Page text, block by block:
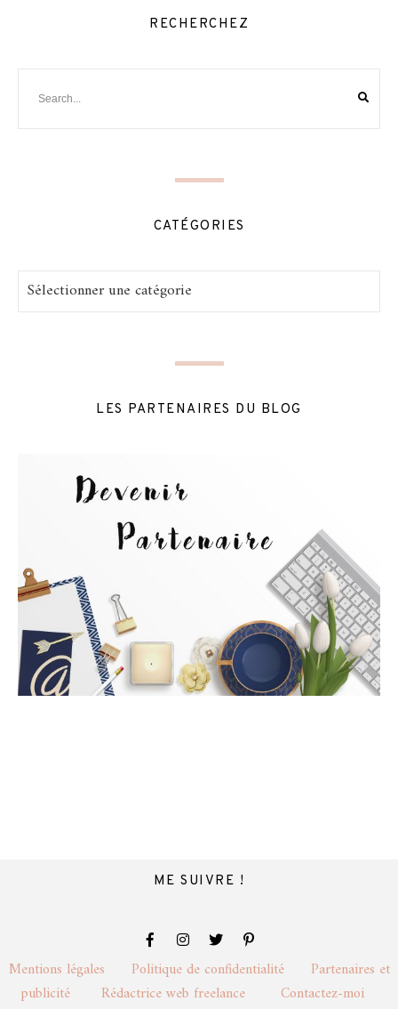
RECHERCHEZ
CATÉGORIES
Catégories
LES PARTENAIRES DU BLOG
ME SUIVRE !
Mentions légales Politique de confidentialité Partenaires et
publicité Rédactrice web freelance Contactez-moi